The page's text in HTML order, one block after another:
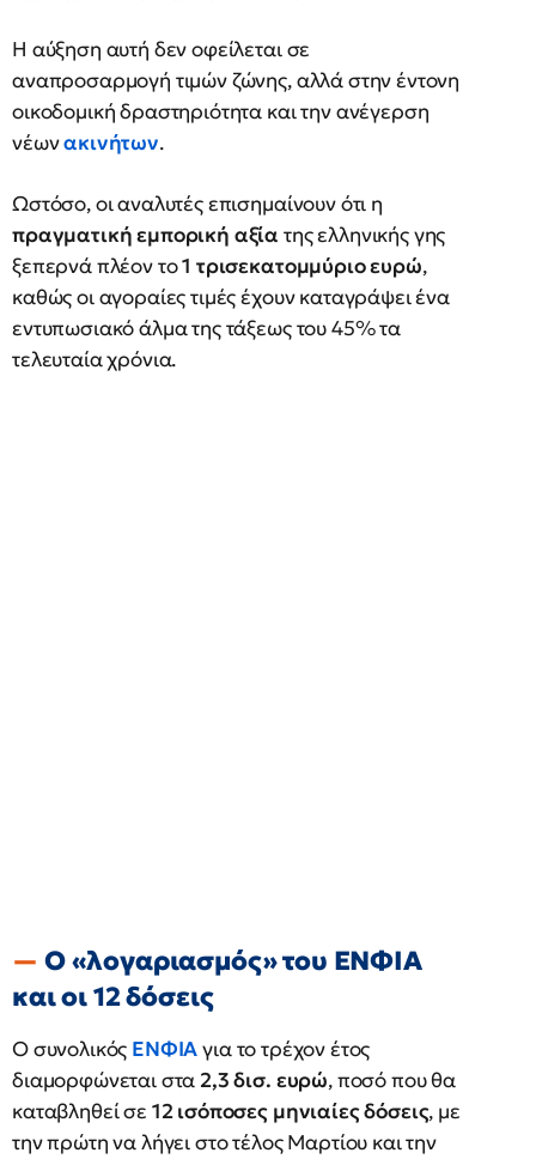
Η αύξηση αυτή δεν οφείλεται σε
αναπροσαρμογή τιμών ζώνης, αλλά στην έντονη
οικοδομική δραστηριότητα και την ανέγερση
νέωνακινήτων.
Ωστόσο, οι αναλυτές επισημαίνουν ότι η
πραγματική εμπορική αξία της ελληνικής γης
ξεπερνά πλέον το1 τρισεκατομμύριο ευρώ,
καθώς οι αγοραίες τιμές έχουν καταγράψει ένα
εντυπωσιακό άλμα της τάξεως του 45% τα
τελευταία χρόνια.
Ο «λογαριασμός» του ΕΝΦΙΑ
και οι 12 δόσεις
Ο συνολικός ΕΝΦΙΑγια το τρέχον έτος
διαμορφώνεται στα 2,3 δισ. ευρώ, ποσό που θα
καταβληθεί σε 12 ισόποσες μηνιαίες δόσεις, με
την πρώτη να λήγει στο τέλος Μαρτίου και την